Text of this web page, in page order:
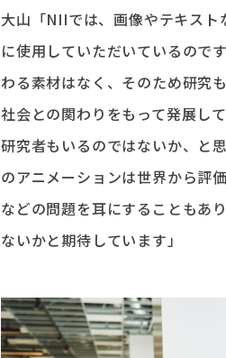
大山「NIIでは、画像やテキス
に使用していただいているので
わる素材はなく、そのため研究
社会との関わりをもって発展し
研究者もいるのではないか、と
のアニメーションは世界から評
などの問題を耳にすることもあ
ないかと期待しています」